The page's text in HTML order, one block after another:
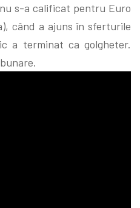
s-a calificat pentru Euro
când a ajuns în sferturile
a terminat ca golgheter.